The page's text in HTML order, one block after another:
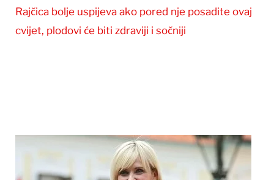
Rajčica bolje uspijeva ako pored nje posadite ovaj
cvijet, plodovi će biti zdraviji i sočniji